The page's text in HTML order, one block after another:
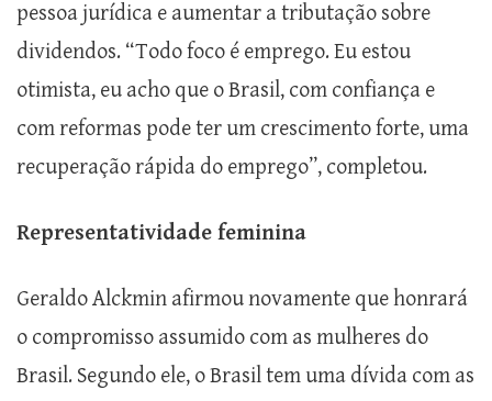
pessoa jurídica e aumentar a tributação sobre
dividendos. “Todo foco é emprego. Eu estou
otimista, eu acho que o Brasil, com confiança e
com reformas pode ter um crescimento forte, uma
recuperação rápida do emprego”, completou.
Representatividade feminina
Geraldo Alckmin afirmou novamente que honrará
o compromisso assumido com as mulheres do
Brasil. Segundo ele, o Brasil tem uma dívida com as